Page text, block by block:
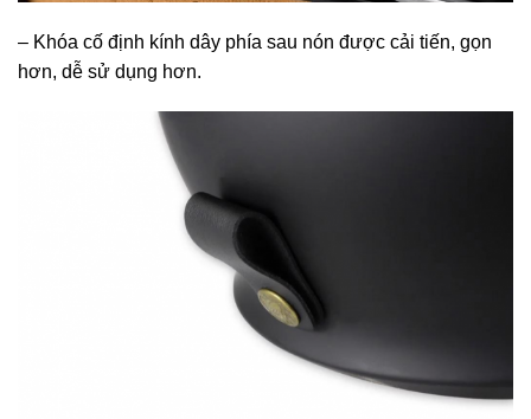
– Khóa cố định kính dây phía sau nón được cải tiến, gọn
hơn, dễ sử dụng hơn.